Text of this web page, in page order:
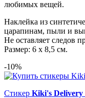
любимых вещей.
Наклейка из
царапинам, пыли и
Не оставляет следов
Размер: 6 х 8,5 см.
-10%
Стикер Kiki's Delivery